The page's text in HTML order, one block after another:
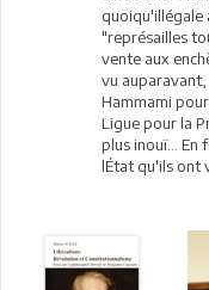
quoiqu'illégale
"représailles
vente aux
vu
Hammami
Ligue pour la
plus inouï... En
lÉtat qu'ils ont